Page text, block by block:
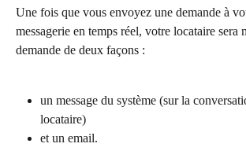
Une fois que vous envoyez une demande à
messagerie en temps réel, votre locataire sera
demande de deux façons :
un message du système (sur la
locataire)
et un email.